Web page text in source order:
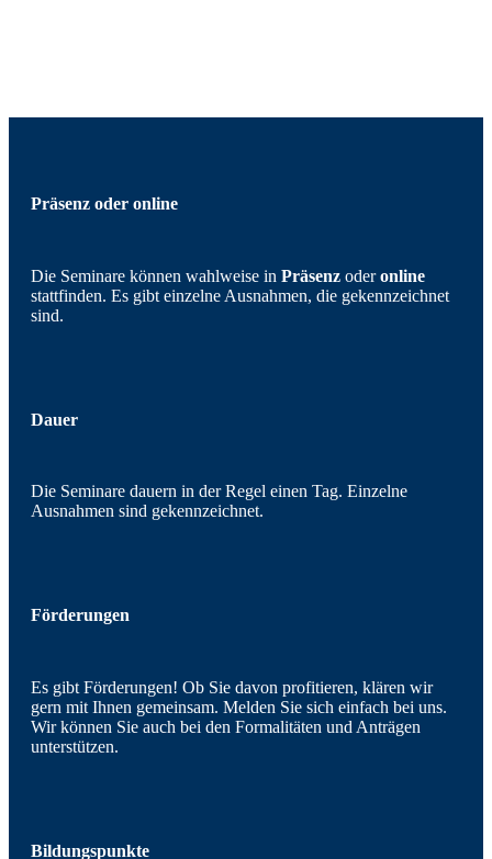
Präsenz oder online
Die Seminare können wahlweise in Präsenz oderonline
stattfinden. Es gibt einzelne Ausnahmen, die gekennzeichnet
sind.
Dauer
Die Seminare dauern in der Regel einen Tag. Einzelne
Ausnahmen sind gekennzeichnet.
Förderungen
Es gibt Förderungen! Ob Sie davon profitieren, klären wir
gern mit Ihnen gemeinsam. Melden Sie sich einfach bei uns.
Wir können Sie auch bei den Formalitäten und Anträgen
unterstützen.
Bildungspunkte